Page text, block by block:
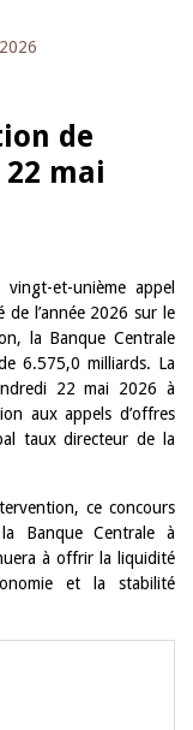
de
mai
et-unième appel
de l’année 2026 sur le
la Banque Centrale
6.575,0 milliards. La
22 mai 2026 à
aux appels d’offres
taux directeur de la
ce concours
Banque Centrale à
à offrir la liquidité
et la stabilité